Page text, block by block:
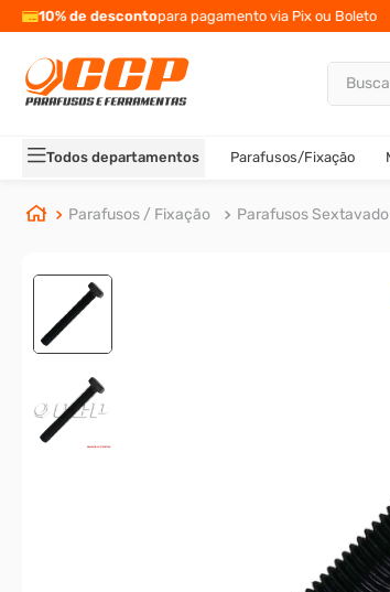
10% de descontopara pagamento via Pix ou Boleto
Buscar
Todos departamentos Parafusos/Fixação
Parafusos / Fixação Parafusos
TERMOS MAIS BUSCADOS
2º
carrinho titanium
3º
porca
º
arruela
cupilha
º
sextavado
parafuso allen 5
rodizio